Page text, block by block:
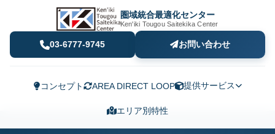
圏域統合最適化センター
Ken'iki Tougou Saitekika Center
03-6777-9745 お問い合わせ
コンセプト AREA DIRECT LOOP 提供サービス
エリア別特性